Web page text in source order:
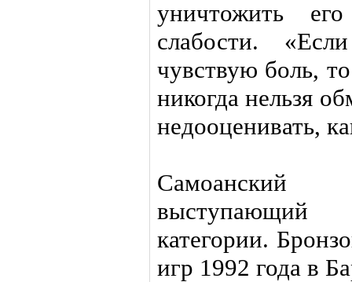
уничтожить
слабости.
чувствую боль,
никогда нельзя
недооценивать,
Самоанский
категории.
игр 1992 года в